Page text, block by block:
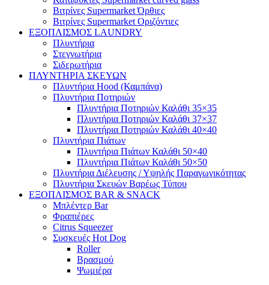
Βιτρίνες Supermarket Όρθιες
Βιτρίνες Supermarket Οριζόντιες
ΕΞΟΠΛΙΣΜΟΣ LAUNDRY
Πλυντήρια
Στεγνωτήρια
Σιδερωτήρια
ΠΛΥΝΤΗΡΙΑ ΣΚΕΥΩΝ
Πλυντήρια Hood (Καμπάνα)
Πλυντήρια Ποτηριών
Πλυντήρια Ποτηριών Καλάθι 35×35
Πλυντήρια Ποτηριών Καλάθι 37×37
Πλυντήρια Ποτηριών Καλάθι 40×40
Πλυντήρια Πιάτων
Πλυντήρια Πιάτων Καλάθι 50×40
Πλυντήρια Πιάτων Καλάθι 50×50
Πλυντήρια Διέλευσης / Υψηλής Παραγωγικότητας
Πλυντήρια Σκευών Βαρέως Τύπου
ΕΞΟΠΛΙΣΜΟΣ BAR & SNACK
Μπλέντερ Bar
Φραπιέρες
Citrus Squeezer
Συσκευές Hot Dog
Roller
Βρασμού
Ψωμιέρα